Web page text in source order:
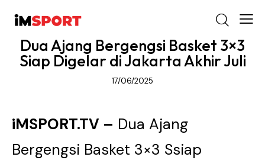
Dua Ajang Bergengsi Basket 3×3
Siap Digelar di Jakarta Akhir Juli
17/06/2025
iMSPORT.TV – Dua Ajang
Bergengsi Basket 3×3 Ssiap